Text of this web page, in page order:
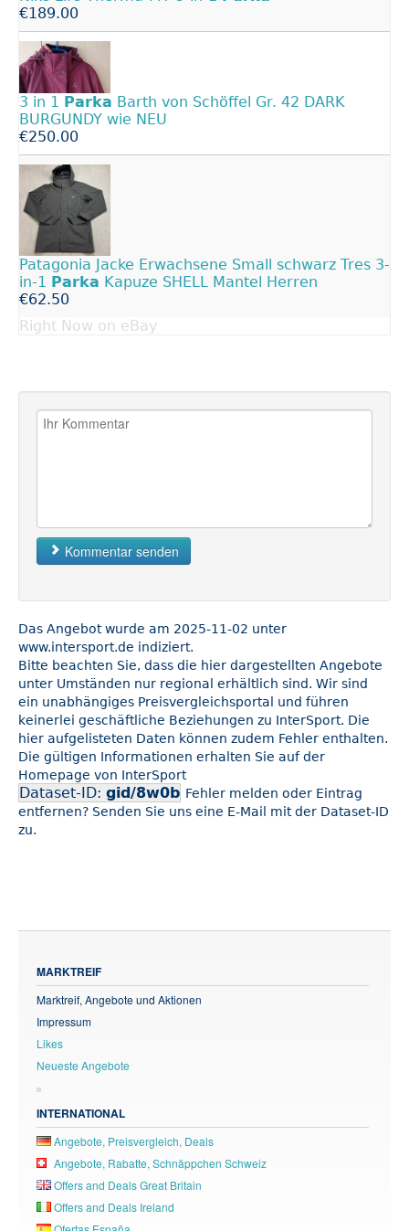
€189.00
3 in 1 Parka Barth von Schöffel Gr. 42 DARK
BURGUNDY wie NEU
€250.00
Patagonia Jacke Erwachsene Small schwarz Tres 3-
in-1 Parka Kapuze SHELL Mantel Herren
€62.50
Right Now on eBay
Kommentar senden
Das Angebot wurde am 2025-11-02 unter
www.intersport.de indiziert.
Bitte beachten Sie, dass die hier dargestellten Angebote
unter Umständen nur regional erhältlich sind. Wir sind
ein unabhängiges Preisvergleichsportal und führen
keinerlei geschäftliche Beziehungen zu InterSport. Die
hier aufgelisteten Daten können zudem Fehler enthalten.
Die gültigen Informationen erhalten Sie auf der
Homepage von InterSport
Dataset-ID: gid/8w0b Fehler melden oder Eintrag
entfernen? Senden Sie uns eine E-Mail mit der Dataset-ID
zu.
MARKTREIF
Marktreif, Angebote und Aktionen
Impressum
Likes
Neueste Angebote
INTERNATIONAL
Angebote, Preisvergleich, Deals
Angebote, Rabatte, Schnäppchen Schweiz
Offers and Deals Great Britain
Offers and Deals Ireland